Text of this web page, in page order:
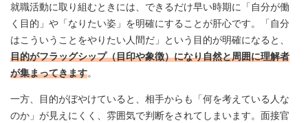
就職活動に取り組むときには、できるだけ早い時期に「自分が働
く目的」や「なりたい姿」を明確にすることが肝心です。「自分
はこういうことをやりたい人間だ」という目的が明確になると、
目的がフラッグシップ（目印や象徴）になり自然と周囲に理解者
が集まってきます。
一方、目的がぼやけていると、相手からも「何を考えている人な
のか」が見えにくく、雰囲気で判断をされてしまいます。面接官